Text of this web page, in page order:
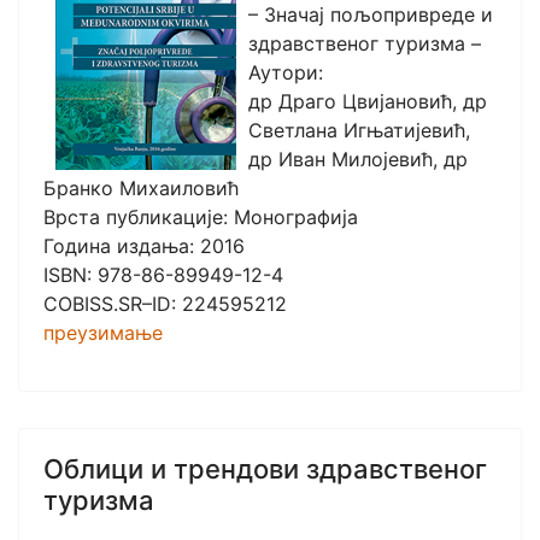
– Значај пољопривреде и
здравственог туризма –
Аутори:
др Драго Цвијановић, др
Светлана Игњатијевић,
др Иван Милојевић, др
Бранко Михаиловић
Врста публикације: Монографија
Година издања: 2016
ISBN: 978-86-89949-12-4
COBISS.SR–ID: 224595212
преузимање
Облици и трендови здравственог
туризма